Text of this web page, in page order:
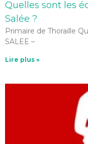
Quelles sont les
Salée ?
Primaire de Thoraille
SALEE –
Lire plus »